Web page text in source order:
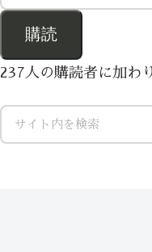
購読
237人の購読者に加わ